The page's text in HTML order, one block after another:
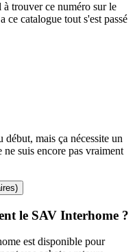
trouver ce numéro sur le
ce catalogue tout s'est passé
mais ça nécessite un
suis encore pas vraiment
le SAV Interhome ?
est disponible pour